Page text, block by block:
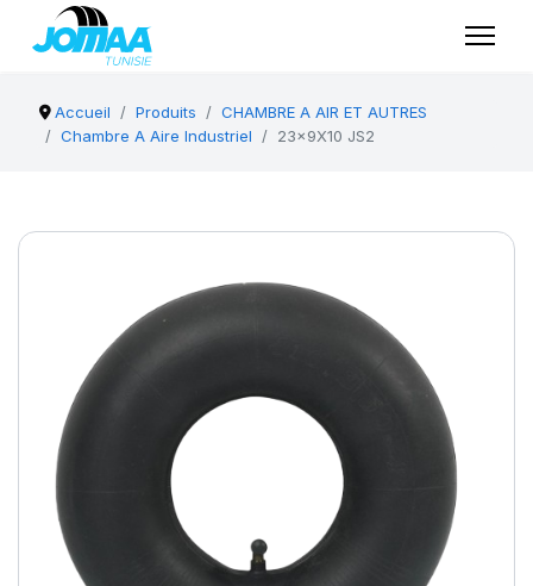
Accueil Produits
CHAMBRE A AIR ET AUTRES
Chambre A Aire Industriel
23x9X10 JS2